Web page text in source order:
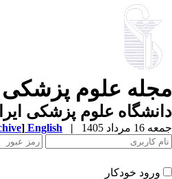
علوم پزشکی
علوم پزشکی
مرداد 1405 |
English
]
ورود خودکار